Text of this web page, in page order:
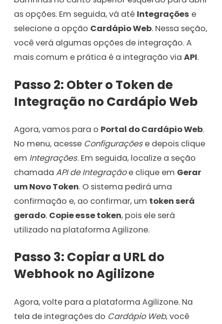
as opções. Em seguida, vá até Integrações e
selecione a opção Cardápio Web. Nessa seção,
você verá algumas opções de integração. A
mais comum e prática é a integração via API.
Passo 2: Obter o Token de
Integração no Cardápio Web
Agora, vamos para o Portal do Cardápio Web.
No menu, acesse Configurações e depois clique
em Integrações. Em seguida, localize a seção
chamada API de Integraçãoe clique em Gerar
um Novo Token. O sistema pedirá uma
confirmação e, ao confirmar, um token será
gerado. Copie esse token, pois ele será
utilizado na plataforma Agilizone.
Passo 3: Copiar a URL do
Webhook no Agilizone
Agora, volte para a plataforma Agilizone. Na
tela de integrações do Cardápio Web, você